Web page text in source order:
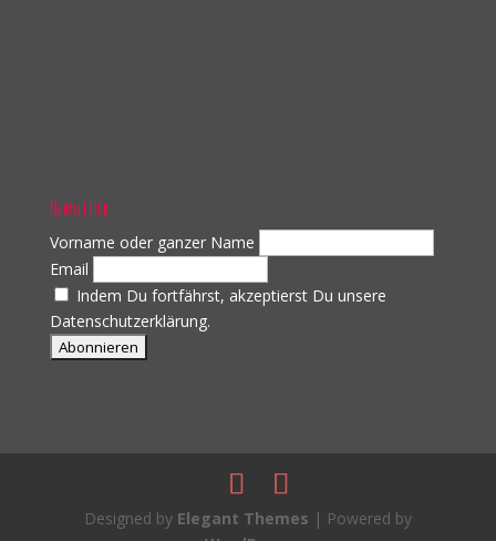
Newsletter
Vorname oder ganzer Name
Email
Indem Du fortfährst, akzeptierst Du unsere
Datenschutzerklärung.
Designed by Elegant Themes | Powered by